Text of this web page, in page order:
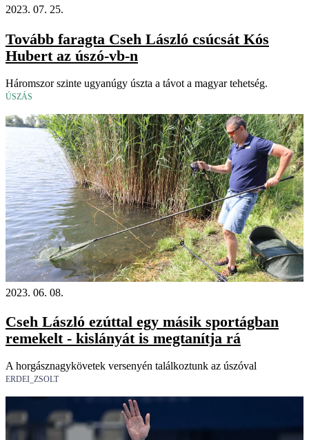
2023. 07. 25.
Tovább faragta Cseh László csúcsát Kós
Hubert az úszó-vb-n
Háromszor szinte ugyanúgy úszta a távot a magyar tehetség.
ÚSZÁS
2023. 06. 08.
Cseh László ezúttal egy másik sportágban
remekelt - kislányát is megtanítja rá
A horgásznagykövetek versenyén találkoztunk az úszóval
ERDEI_ZSOLT